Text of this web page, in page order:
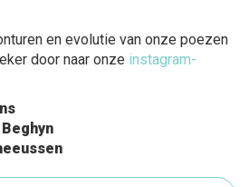
en evolutie van onze poezen
door naar onze instagram-